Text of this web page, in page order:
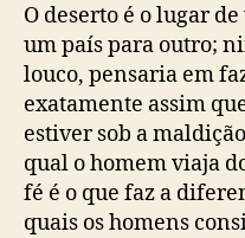
O deserto é o lugar
um país para outro;
louco, pensaria em
exatamente assim
estiver sob a
qual o homem viaja
fé é o que faz a
quais os homens